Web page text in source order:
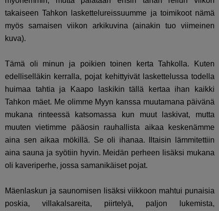
takaiseen Tahkon laskettelureissuumme ja toimikoot nämä
myös samaisen viikon arkikuvina (ainakin tuo viimeinen
kuva).
Tämä oli minun ja poikien toinen kerta Tahkolla. Kuten
edelliselläkin kerralla, pojat kehittyivät laskettelussa todella
huimaa tahtia ja Kaapo laskikin tällä kertaa ihan kaikki
Tahkon mäet. Me olimme Myyn kanssa muutamana päivänä
mukana rinteessä katsomassa kun muut laskivat, mutta
muuten vietimme pääosin rauhallista aikaa keskenämme
aina sen aikaa mökillä. Se oli ihanaa. Iltaisin lämmitettiin
aina sauna ja syötiin hyvin. Meidän perheen lisäksi mukana
oli kaveriperhe, jossa samanikäiset pojat.
Mäenlaskun ja saunomisen lisäksi viikkoon mahtui punaisia
poskia, villakalsareita, piirtelyä, paljon lukemista,